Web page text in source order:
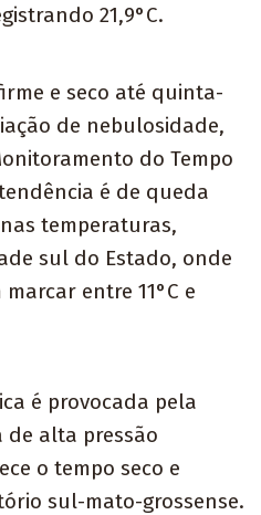
21,9°C.
e seco até quinta-
de nebulosidade,
do Tempo
é de queda
temperaturas,
sul do Estado, onde
entre 11°C e
é provocada pela
de alta pressão
o tempo seco e
sul-mato-grossense.